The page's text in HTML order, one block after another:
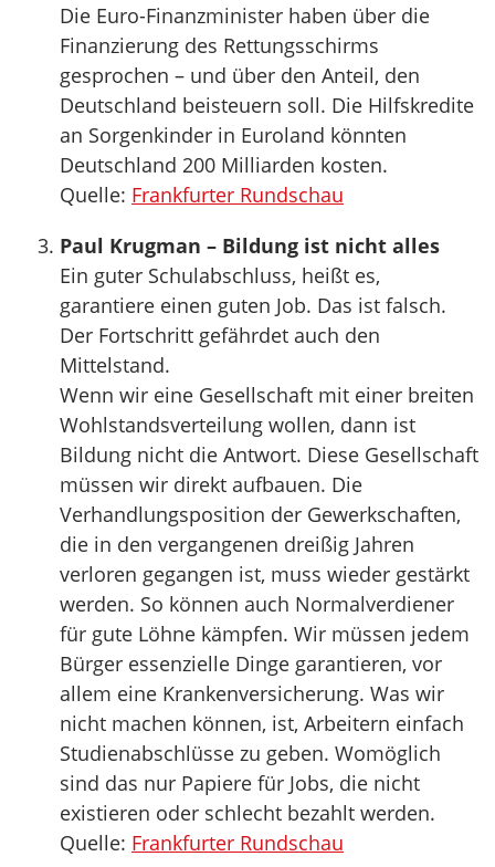
Die Euro-Finanzminister haben über die
Finanzierung des Rettungsschirms
gesprochen – und über den Anteil, den
Deutschland beisteuern soll. Die Hilfskredite
an Sorgenkinder in Euroland könnten
Deutschland 200 Milliarden kosten.
Quelle: Frankfurter Rundschau
Paul Krugman – Bildung ist nicht alles
Ein guter Schulabschluss, heißt es,
garantiere einen guten Job. Das ist falsch.
Der Fortschritt gefährdet auch den
Mittelstand.
Wenn wir eine Gesellschaft mit einer breiten
Wohlstandsverteilung wollen, dann ist
Bildung nicht die Antwort. Diese Gesellschaft
müssen wir direkt aufbauen. Die
Verhandlungsposition der Gewerkschaften,
die in den vergangenen dreißig Jahren
verloren gegangen ist, muss wieder gestärkt
werden. So können auch Normalverdiener
für gute Löhne kämpfen. Wir müssen jedem
Bürger essenzielle Dinge garantieren, vor
allem eine Krankenversicherung. Was wir
nicht machen können, ist, Arbeitern einfach
Studienabschlüsse zu geben. Womöglich
sind das nur Papiere für Jobs, die nicht
existieren oder schlecht bezahlt werden.
Quelle: Frankfurter Rundschau